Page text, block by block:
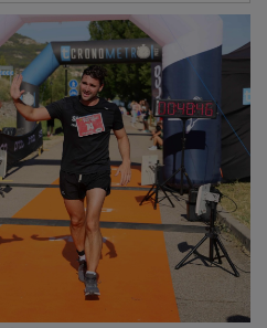
El agua estaba
el recorrido se llevaba
extraordinario y se nota
esta prueba. Ojalá
señaló.